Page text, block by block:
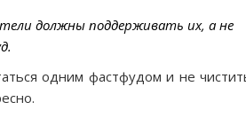
должны поддерживать их, а не
одним фастфудом и не